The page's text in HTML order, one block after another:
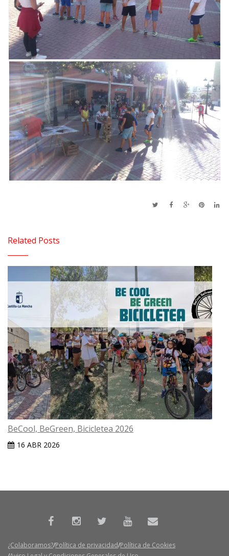
Related Posts
BeCool, BeGreen, Bicicletea 2026
16 ABR 2026
¿Colaboramos? Política de privacidad Política de Cookies